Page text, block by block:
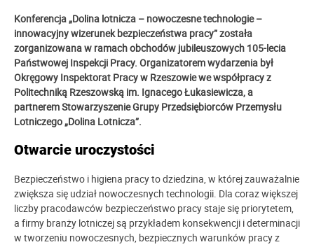
Konferencja „Dolina lotnicza – nowoczesne technologie –
innowacyjny wizerunek bezpieczeństwa pracy” została
zorganizowana w ramach obchodów jubileuszowych 105-lecia
Państwowej Inspekcji Pracy. Organizatorem wydarzenia był
Okręgowy Inspektorat Pracy w Rzeszowie we współpracy z
Politechniką Rzeszowską im. Ignacego Łukasiewicza, a
partnerem Stowarzyszenie Grupy Przedsiębiorców Przemysłu
Lotniczego „Dolina Lotnicza”.
Otwarcie uroczystości
Bezpieczeństwo i higiena pracy to dziedzina, w której zauważalnie
zwiększa się udział nowoczesnych technologii. Dla coraz większej
liczby pracodawców bezpieczeństwo pracy staje się priorytetem,
a firmy branży lotniczej są przykładem konsekwencji i determinacji
w tworzeniu nowoczesnych, bezpiecznych warunków pracy z